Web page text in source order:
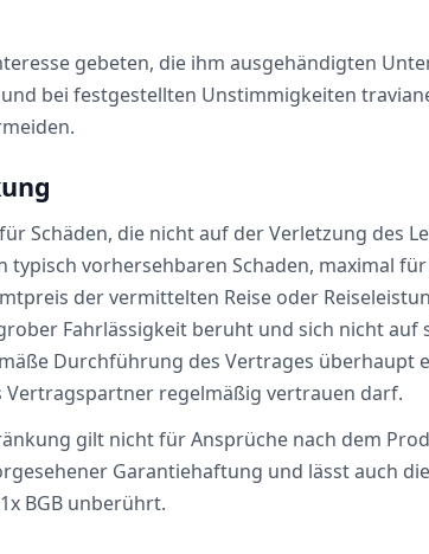
gebeten, die ihm ausgehändigten
bei festgestellten Unstimmigkeiten
Schäden, die nicht auf der Verletzung des
vorhersehbaren Schaden, maximal
der vermittelten Reise oder
Fahrlässigkeit beruht und sich nicht auf
Durchführung des Vertrages überhaupt
Vertragspartner regelmäßig vertrauen darf.
gilt nicht für Ansprüche nach dem
Garantiehaftung und lässt auch
BGB unberührt.